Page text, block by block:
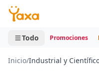
MINI CARRITO
0 productos
Todo Promociones
Inicio/Industrial y